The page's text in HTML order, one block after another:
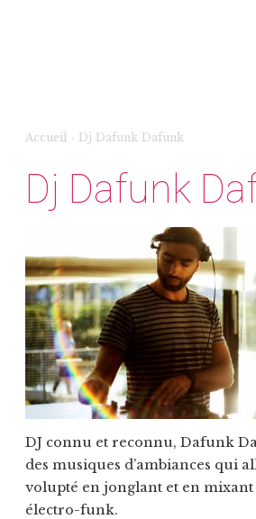
Accueil › Dj Dafunk Dafunk
Dj Dafunk
DJ connu et reconnu, Dafunk
des musiques d’ambiances qui
volupté en jonglant et en mixant
électro-funk.